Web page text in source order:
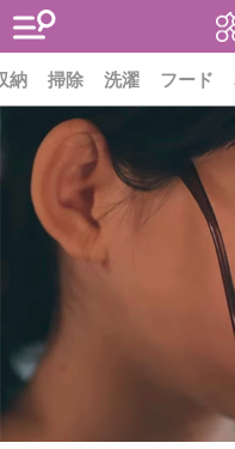
納 掃除 洗濯 フード